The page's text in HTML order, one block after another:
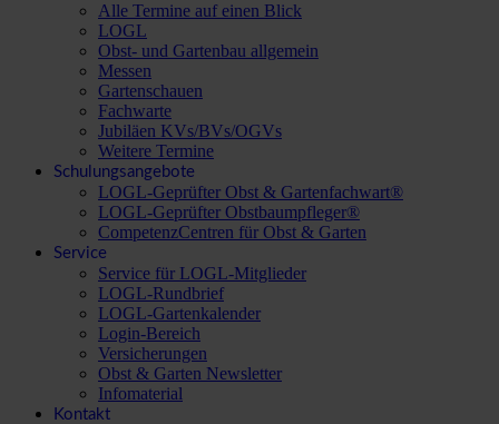
Alle Termine auf einen Blick
LOGL
Obst- und Gartenbau allgemein
Messen
Gartenschauen
Fachwarte
Jubiläen KVs/BVs/OGVs
Weitere Termine
Schulungsangebote
LOGL-Geprüfter Obst & Gartenfachwart®
LOGL-Geprüfter Obstbaumpfleger®
CompetenzCentren für Obst & Garten
Service
Service für LOGL-Mitglieder
LOGL-Rundbrief
LOGL-Gartenkalender
Login-Bereich
Versicherungen
Obst & Garten Newsletter
Infomaterial
Kontakt